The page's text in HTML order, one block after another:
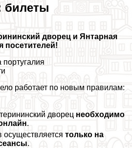
билеты
дворец и Янтарная
посетителей!
португалия
работает по новым правилам:
дворец необходимо
.
только на
.